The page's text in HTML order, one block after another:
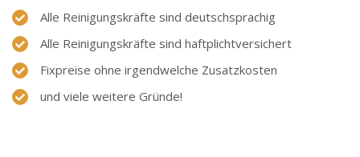
Alle Reinigungskräfte sind deutschsprachig
Alle Reinigungskräfte sind haftplichtversichert
Fixpreise ohne irgendwelche Zusatzkosten
und viele weitere Gründe!